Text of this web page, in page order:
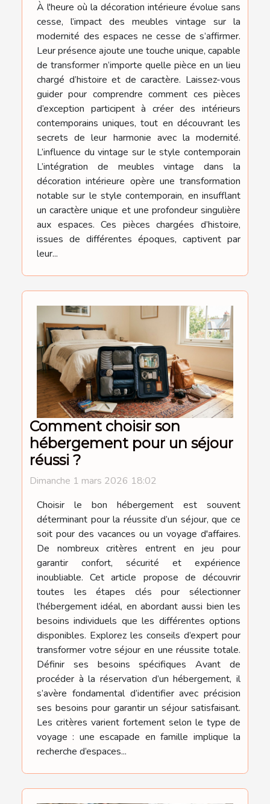
À l'heure où la décoration intérieure évolue sans
cesse, l’impact des meubles vintage sur la
modernité des espaces ne cesse de s’affirmer.
Leur présence ajoute une touche unique, capable
de transformer n’importe quelle pièce en un lieu
chargé d’histoire et de caractère. Laissez-vous
guider pour comprendre comment ces pièces
d’exception participent à créer des intérieurs
contemporains uniques, tout en découvrant les
secrets de leur harmonie avec la modernité.
L’influence du vintage sur le style contemporain
L’intégration de meubles vintage dans la
décoration intérieure opère une transformation
notable sur le style contemporain, en insufflant
un caractère unique et une profondeur singulière
aux espaces. Ces pièces chargées d’histoire,
issues de différentes époques, captivent par
leur...
Comment choisir son
hébergement pour un séjour
réussi ?
Dimanche 1 mars 2026 18:02
Choisir le bon hébergement est souvent
déterminant pour la réussite d’un séjour, que ce
soit pour des vacances ou un voyage d'affaires.
De nombreux critères entrent en jeu pour
garantir confort, sécurité et expérience
inoubliable. Cet article propose de découvrir
toutes les étapes clés pour sélectionner
l’hébergement idéal, en abordant aussi bien les
besoins individuels que les différentes options
disponibles. Explorez les conseils d’expert pour
transformer votre séjour en une réussite totale.
Définir ses besoins spécifiques Avant de
procéder à la réservation d’un hébergement, il
s’avère fondamental d’identifier avec précision
ses besoins pour garantir un séjour satisfaisant.
Les critères varient fortement selon le type de
voyage : une escapade en famille implique la
recherche d’espaces...